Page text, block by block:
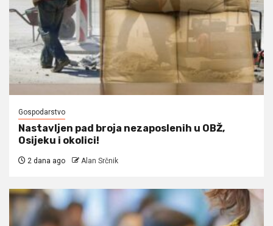
Gospodarstvo
Nastavljen pad broja nezaposlenih u OBŽ,
Osijeku i okolici!
2 dana ago Alan Srčnik